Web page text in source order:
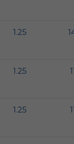
1.25
1.25
1.25